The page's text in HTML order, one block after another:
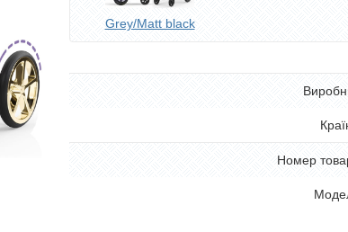
Grey/Matt black
Номер